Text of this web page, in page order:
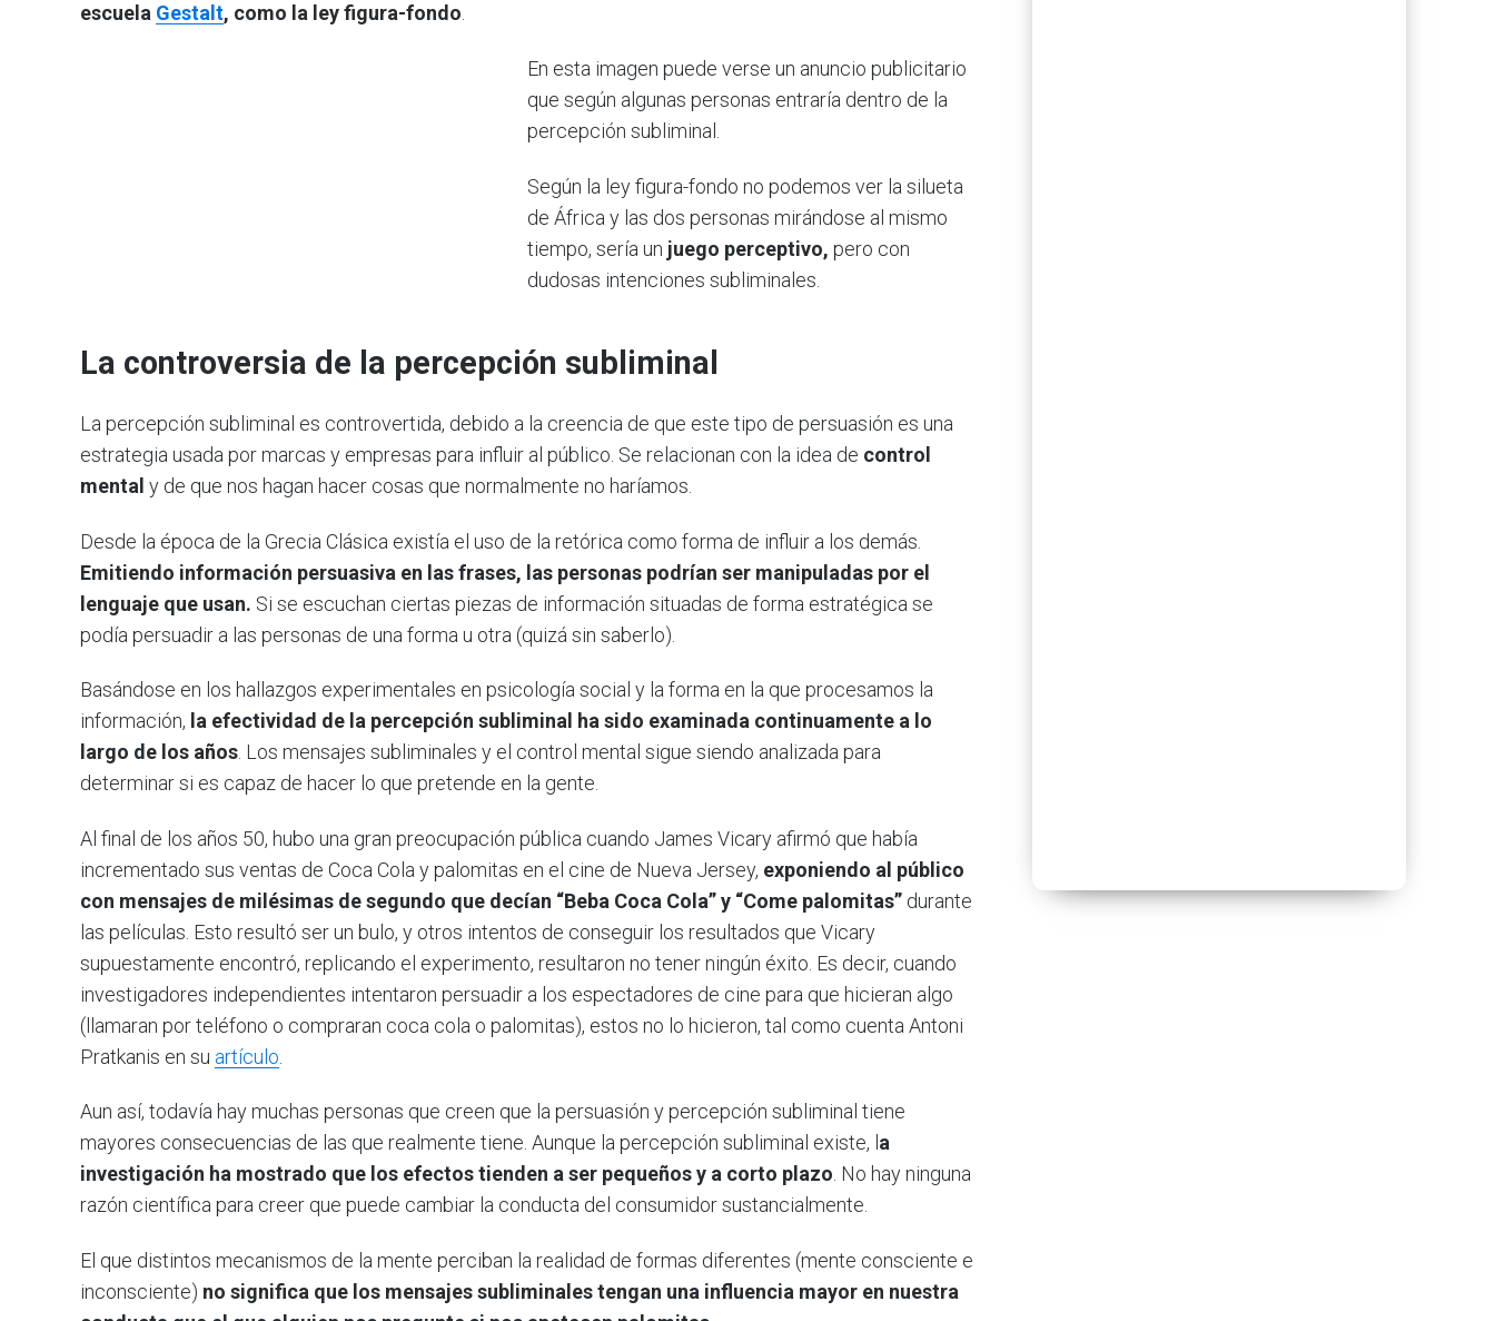
escuela Gestalt, como la ley figura-fondo.
En esta imagen puede verse un anuncio publicitario
que según algunas personas entraría dentro de la
percepción subliminal.
Según la ley figura-fondo no podemos ver la silueta
de África y las dos personas mirándose al mismo
tiempo, sería un juego perceptivo, pero con
dudosas intenciones subliminales.
La controversia de la percepción subliminal
La percepción subliminal es controvertida, debido a la creencia de que este tipo de persuasión es una
estrategia usada por marcas y empresas para influir al público. Se relacionan con la idea de control
mental y de que nos hagan hacer cosas que normalmente no haríamos.
Desde la época de la Grecia Clásica existía el uso de la retórica como forma de influir a los demás.
Emitiendo información persuasiva en las frases, las personas podrían ser manipuladas por el
lenguaje que usan. Si se escuchan ciertas piezas de información situadas de forma estratégica se
podía persuadir a las personas de una forma u otra (quizá sin saberlo).
Basándose en los hallazgos experimentales en psicología social y la forma en la que procesamos la
información, la efectividad de la percepción subliminal ha sido examinada continuamente a lo
largo de los años . Los mensajes subliminales y el control mental sigue siendo analizada para
determinar si es capaz de hacer lo que pretende en la gente.
Al final de los años 50, hubo una gran preocupación pública cuando James Vicary afirmó que había
incrementado sus ventas de Coca Cola y palomitas en el cine de Nueva Jersey, exponiendo al público
con mensajes de milésimas de segundo que decían “Beba Coca Cola” y “Come palomitas” durante
las películas. Esto resultó ser un bulo, y otros intentos de conseguir los resultados que Vicary
supuestamente encontró, replicando el experimento, resultaron no tener ningún éxito. Es decir, cuando
investigadores independientes intentaron persuadir a los espectadores de cine para que hicieran algo
(llamaran por teléfono o compraran coca cola o palomitas), estos no lo hicieron, tal como cuenta Antoni
Pratkanis en su artículo
Aun así, todavía hay muchas personas que creen que la persuasión y percepción subliminal tiene
mayores consecuencias de las que realmente tiene. Aunque la percepción subliminal existe, l a
investigación ha mostrado que los efectos tienden a ser pequeños y a corto plazo. No hay ninguna
razón científica para creer que puede cambiar la conducta del consumidor sustancialmente.
El que distintos mecanismos de la mente perciban la realidad de formas diferentes (mente consciente e
inconsciente) no significa que los mensajes subliminales tengan una influencia mayor en nuestra